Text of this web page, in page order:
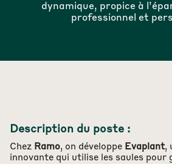
dynamique, propice à
professionnel et
Description du poste :
Chez Ramo, on développe Evaplant,
innovante qui utilise les saules